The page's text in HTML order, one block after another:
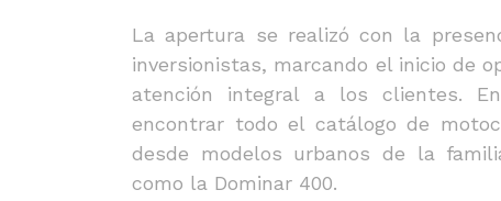
La apertura se realizó con la
inversionistas, marcando el inicio de
atención integral a los clientes.
encontrar todo el catálogo de
desde modelos urbanos de la
como la Dominar 400.